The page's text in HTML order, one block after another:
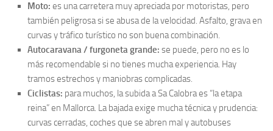
Moto: es una carretera muy apreciada por motoristas, pero
también peligrosa si se abusa de la velocidad. Asfalto, grava en
curvas y tráfico turístico no son buena combinación.
Autocaravana / furgoneta grande: se puede, pero no es lo
más recomendable si no tienes mucha experiencia. Hay
tramos estrechos y maniobras complicadas.
Ciclistas: para muchos, la subida a Sa Calobra es “la etapa
reina” en Mallorca. La bajada exige mucha técnica y prudencia:
curvas cerradas, coches que se abren mal y autobuses